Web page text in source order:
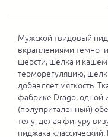
Мужской твидовый
вкраплениями темно-
шерсти, шелка и
терморегуляцию,
добавляет мягкость.
фабрике Drago, одной
(полуприталенный)
телу, делая фигуру
пиджака